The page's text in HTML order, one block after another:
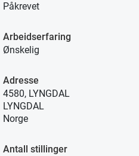
Påkrevet
Arbeidserfaring
Ønskelig
Adresse
4580, LYNGDAL
LYNGDAL
Norge
Antall stillinger